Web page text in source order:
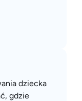
dziecka
gdzie